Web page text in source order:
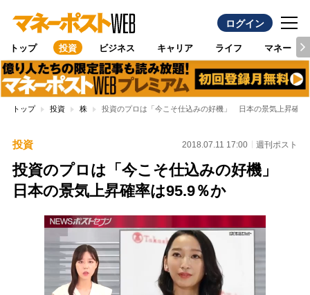
ログイン
トップ 投資 ビジネス キャリア ライフ マネー
トップ 投資 株 投資のプロは「今こそ仕込みの好機」 日本の景気上昇確率
投資 2018.07.11 17:00 週刊ポスト
投資のプロは「今こそ仕込みの好機」
日本の景気上昇確率は95.9％か